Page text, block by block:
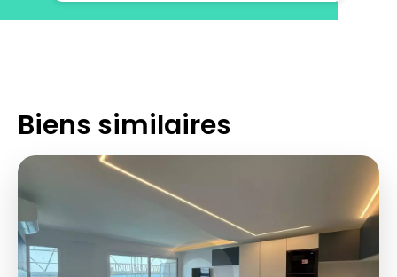
Biens similaires